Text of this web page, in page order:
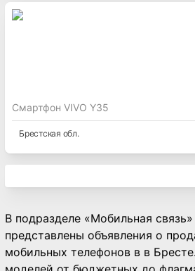
Смартфон VIVO Y35
Брестская обл.
В подразделе «Мобильная связь»
представлены объявления о
мобильных телефонов в в